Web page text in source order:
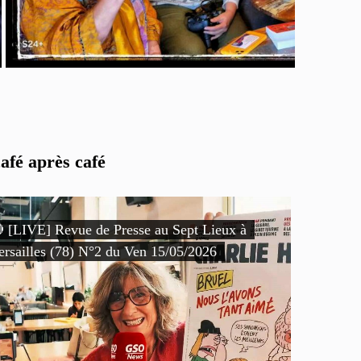
après café
[LIVE] Revue de Presse au Sept Lieux à
(78) N°2 du Ven 15/05/2026